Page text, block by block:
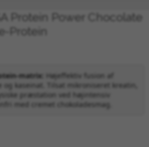
eller opvaskemaskinen.
Kvaliteten af din blanding
Protein Power Chocolate
Protein
matrix:
Højeffektiv fusion af
og kaseinat. Tilsat mikroniseret kreatin,
præstation ved højintensiv
med cremet chokoladesmag.